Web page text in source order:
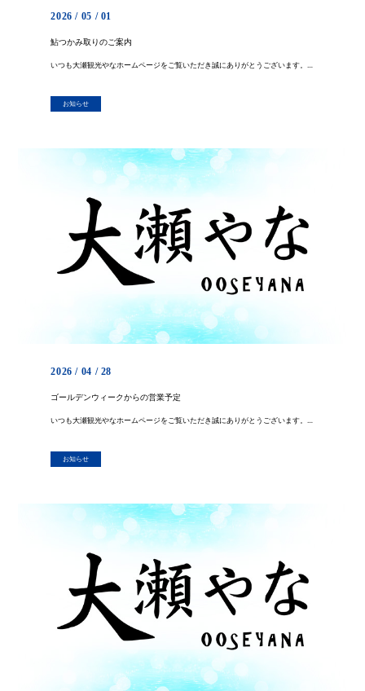
2026 / 05 / 01
鮎つかみ取りのご案内
いつも大瀬観光やなホームページをご覧いただき誠にありがとうございます。 先程、明日からのつかみ取り用の活鮎が届きました。 最初の予定では、昨年よりも小ぶりのサイズになると連絡を頂いておりましたが、 届いた魚を検量した所、 […]
お知らせ
2026 / 04 / 28
ゴールデンウィークからの営業予定
いつも大瀬観光やなホームページをご覧いただき誠にありがとうございます。 今週からの営業予定をメインにお知らせいたします。 ゴールデンウィーク４月２９日から５月６日まで休まず営業いたします。 炉端焼きの営業は５月２日から６ […]
お知らせ